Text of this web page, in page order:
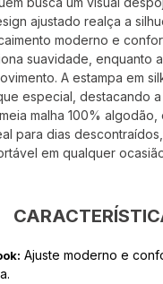
ajustado realça a
moderno e
suavidade, enquanto
A estampa em
especial, destacando
malha 100% algodão,
para dias
em qualquer
Ajuste moderno e